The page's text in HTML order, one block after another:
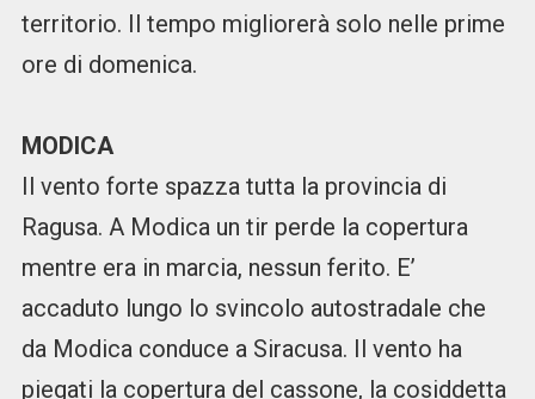
territorio. Il tempo migliorerà solo nelle prime
ore di domenica.
MODICA
Il vento forte spazza tutta la provincia di
Ragusa. A Modica un tir perde la copertura
mentre era in marcia, nessun ferito. E’
accaduto lungo lo svincolo autostradale che
da Modica conduce a Siracusa. Il vento ha
piegati la copertura del cassone, la cosiddetta